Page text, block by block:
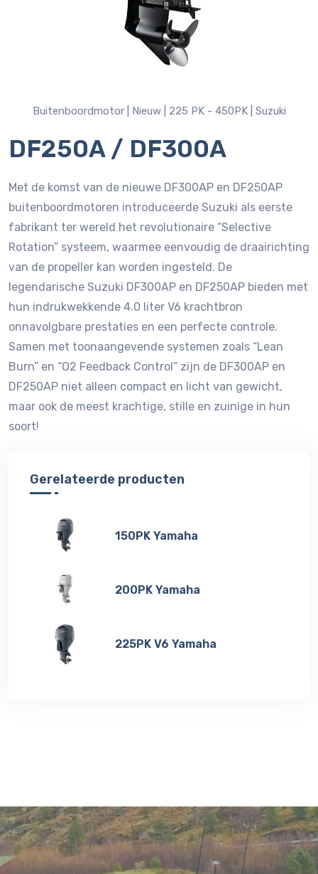
Buitenboordmotor | Nieuw | 225 PK - 450PK | Suzuki
DF250A / DF300A
Met de komst van de nieuwe DF300AP en DF250AP
buitenboordmotoren introduceerde Suzuki als eerste
fabrikant ter wereld het revolutionaire “Selective
Rotation” systeem, waarmee eenvoudig de draairichting
van de propeller kan worden ingesteld. De
legendarische Suzuki DF300AP en DF250AP bieden met
hun indrukwekkende 4.0 liter V6 krachtbron
onnavolgbare prestaties en een perfecte controle.
Samen met toonaangevende systemen zoals “Lean
Burn” en “O2 Feedback Control” zijn de DF300AP en
DF250AP niet alleen compact en licht van gewicht,
maar ook de meest krachtige, stille en zuinige in hun
soort!
Gerelateerde producten
150PK Yamaha
200PK Yamaha
225PK V6 Yamaha